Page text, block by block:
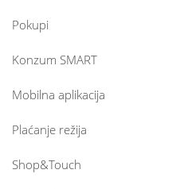
Pokupi
Konzum SMART
Mobilna aplikacija
Plaćanje režija
Shop&Touch